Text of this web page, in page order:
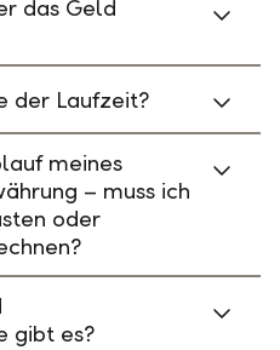
das Geld
der Laufzeit?
meines
– muss ich
oder
gibt es?